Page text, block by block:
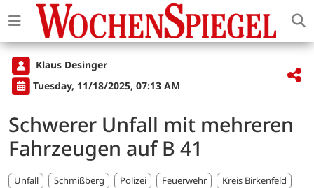
Klaus Desinger
Tuesday, 11/18/2025, 07:13 AM
Schwerer Unfall mit mehreren
Fahrzeugen auf B 41
Unfall Schmißberg Polizei Feuerwehr
Kreis Birkenfeld